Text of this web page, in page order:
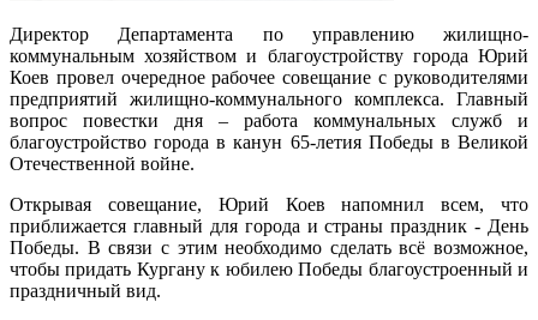
Директор Департамента по управлению жилищно-
коммунальным хозяйством и благоустройству города Юрий
Коев провел очередное рабочее совещание с руководителями
предприятий жилищно-коммунального комплекса. Главный
вопрос повестки дня – работа коммунальных служб и
благоустройство города в канун 65-летия Победы в Великой
Отечественной войне.
Открывая совещание, Юрий Коев напомнил всем, что
приближается главный для города и страны праздник - День
Победы. В связи с этим необходимо сделать всё возможное,
чтобы придать Кургану к юбилею Победы благоустроенный и
праздничный вид.